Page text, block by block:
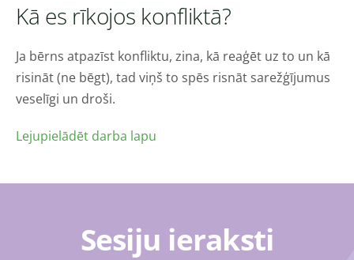
Kā es rīkojos konfliktā?
Ja bērns atpazīst konfliktu, zina, kā reaģēt uz to un kā
risināt (ne bēgt), tad viņš to spēs risnāt sarežģījumus
veselīgi un droši.
Lejupielādēt darba lapu
Sesiju ieraksti